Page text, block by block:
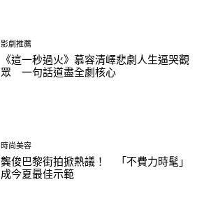
影劇推薦
《這一秒過火》慕容清嶧悲劇人生逼哭觀
眾 一句話道盡全劇核心
時尚美容
龔俊巴黎街拍掀熱議！ 「不費力時髦」
成今夏最佳示範